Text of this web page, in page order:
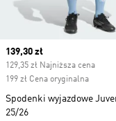
Current price
139,30 zł
129,35 zł Najniższa cena
199 zł Cena oryginalna
Spodenki wyjazdowe
25/26